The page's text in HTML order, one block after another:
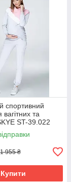
спортивний
та
ST-39.022
1 955 ₴
Купити